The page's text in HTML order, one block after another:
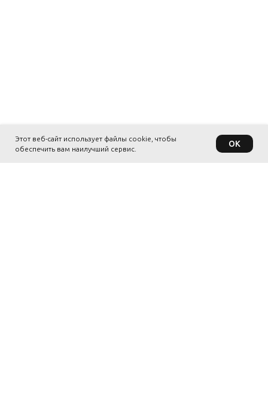
Этот веб-сайт использует файлы cookie, чтобы
обеспечить вам наилучший сервис.
OK